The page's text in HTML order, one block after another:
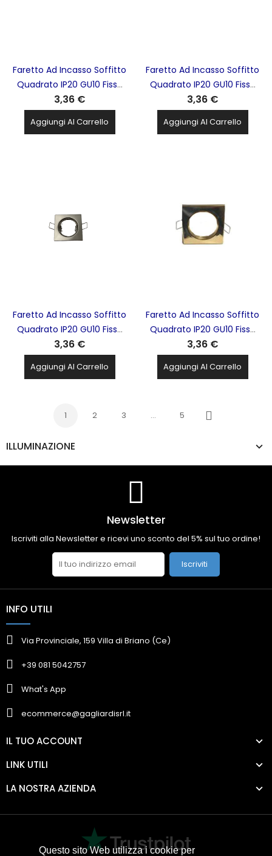
Questo sito Web utilizza i cookie per
ILLUMINAZIONE
Faretto Ad Incasso Soffitto
Quadrato IP20 GU10 Fisso
In Alluminio Cromo Lucido
Con Portalampada STONE
- 8007/CL
3,36 €
Aggiungi Al Carrello
Faretto Ad Incasso Soffitto
Quadrato IP20 GU10 Fisso
In Alluminio Cromo
Satinato Con
Portalampada STONE -
3,36 €
Aggiungi Al Carrello
Faretto Ad Incasso Soffitto
Quadrato IP20 GU10 Fisso
In Alluminio Nichel Satinato
Con Portalampada STONE
- 8007/NS
3,36 €
Aggiungi Al Carrello
Faretto Ad Incasso Soffitto
Quadrato IP20 GU10 Fisso
In Alluminio Oro Lucido
Con Portalampada STONE
- 8007/OL
3,36 €
Aggiungi Al Carrello
1 2 3 … 5
Successivo
Newsletter
Iscriviti alla Newsletter e ricevi uno sconto del 5% sul tuo ordine!
Iscriviti
INFO UTILI
Via Provinciale, 159 Villa di Briano (Ce)
+39 081 5042757
What's App
ecommerce@gagliardisrl.it
IL TUO ACCOUNT
LINK UTILI
LA NOSTRA AZIENDA